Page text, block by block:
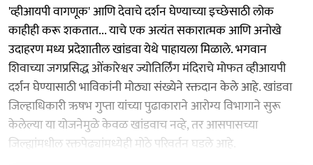
'व्हीआयपी वागणूक' आणि देवाचे दर्शन घेण्याच्या इच्छेसाठी लोक
काहीही करू शकतात... याचे एक अत्यंत सकारात्मक आणि अनोखे
उदाहरण मध्य प्रदेशातील खांडवा येथे पाहायला मिळाले. भगवान
शिवाच्या जगप्रसिद्ध ओंकारेश्वर ज्योतिर्लिंग मंदिराचे मोफत व्हीआयपी
दर्शन घेण्यासाठी भाविकांनी मोठ्या संख्येने रक्तदान केले आहे. खांडवा
जिल्हाधिकारी ऋषभ गुप्ता यांच्या पुढाकाराने आरोग्य विभागाने सुरू
केलेल्या या योजनेमुळे केवळ खांडवाच नव्हे, तर आसपासच्या
जिल्ह्यांमधील रक्तपेढ्यांमध्येही मोठे परिवर्तन घडले आहे.